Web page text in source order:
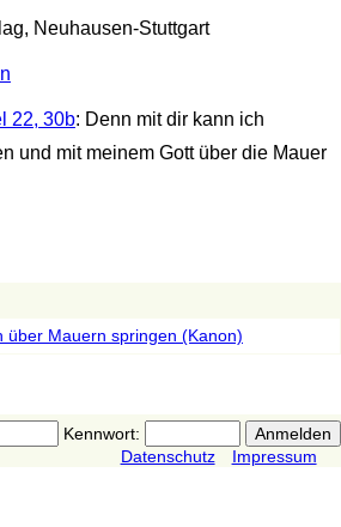
Neuhausen-Stuttgart
22, 30b: Denn mit dir kann ich
und mit meinem Gott über die Mauer
über Mauern springen (Kanon)
Kennwort:
Datenschutz
Impressum